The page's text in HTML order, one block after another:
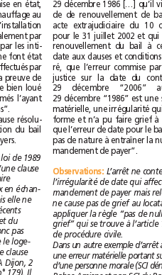
8octobre 2007 (travaux de remise en état,
de révision de l’installation de chauffage au
gaz et de mise aux normes de l’installation
électrique du pavillon), mais également par
les attestations communiquées par les inti-
més eux-mêmes […] lesquelles ne font état
que de travaux d’amélioration effectués par
les locataires […] Que dès lors la preuve de
l’impossibilité totale d’habiter le bien loué
n’est pas rapportée par les intimés l’ayant
occupé pendant plus de trois ans”.
La cour se fonde donc sur la clause résolu-
toire pour prononcer la résiliation du bail
pour défaut de paiement des loyers.
L’article 6 a de la loi de 1989
autorise les parties à convenir d’une clause
de travaux par laquelle le locataire
s’engage à effectuer des travaux en échan-
ge d’une remise sur le loyer. Mais elle ne
peut viser que des logements décents
(répondant aux critères du décret du
30janvier 2002). Elle ne peut donc pas
viser des travaux visant à rendre le loge-
ment habitable (ex. nullité d’une clause
visant des travaux de toiture, CA Dijon, 2
mandement de payer”.
Observations:
de procédure civile.